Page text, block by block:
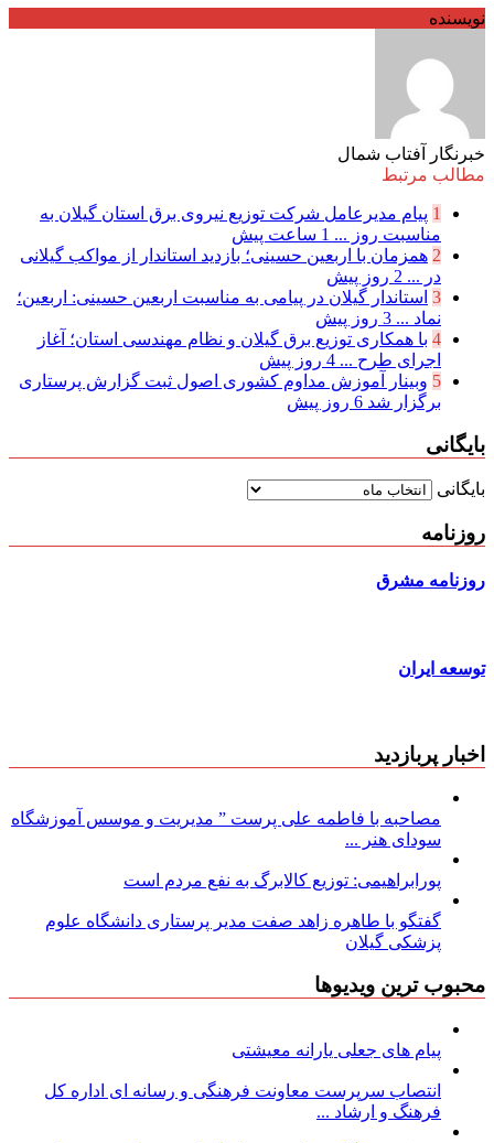
نویسنده
خبرنگار آفتاب شمال
مطالب مرتبط
1 پیام مدیرعامل شركت توزیع نیروی برق استان گیلان به
مناسبت روز ... 1 ساعت پیش
2 همزمان با اربعین حسینی؛ بازدید استاندار از مواکب گیلانی
در ... 2 روز پیش
3 استاندار گیلان در پیامی به مناسبت اربعین حسینی: اربعین؛
نماد ... 3 روز پیش
4 با همکاری توزیع برق گیلان و نظام مهندسی استان؛ آغاز
اجرای طرح ... 4 روز پیش
5 وبینار آموزش مداوم کشوری اصول ثبت گزارش پرستاری
برگزار شد 6 روز پیش
بایگانی
بایگانی
روزنامه
روزنامه مشرق
توسعه ایران
اخبار پربازدید
مصاحبه با فاطمه علی پرست ” مدیریت و موسس آموزشگاه
سودای هنر ...
پورابراهیمی: توزیع کالابرگ به نفع مردم است
گفتگو با طاهره زاهد صفت مدیر پرستاری دانشگاه علوم
پزشکی گیلان
محبوب ترین ویدیوها
پیام های جعلی یارانه معیشتی
انتصاب سرپرست معاونت فرهنگی و رسانه ای اداره کل
فرهنگ و ارشاد ...